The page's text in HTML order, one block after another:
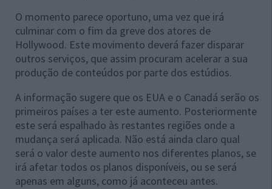
O momento parece oportuno, uma vez que irá
culminar com o fim da greve dos atores de
Hollywood. Este movimento deverá fazer disparar
outros serviços, que assim procuram acelerar a sua
produção de conteúdos por parte dos estúdios.
A informação sugere que os EUA e o Canadá serão os
primeiros países a ter este aumento. Posteriormente
este será espalhado às restantes regiões onde a
mudança será aplicada. Não está ainda claro qual
será o valor deste aumento nos diferentes planos, se
irá afetar todos os planos disponíveis, ou se será
apenas em alguns, como já aconteceu antes.